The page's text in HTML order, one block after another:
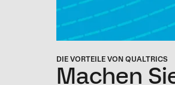
DIE VORTEILE VON QUALTRICS
Machen